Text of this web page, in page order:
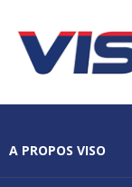
A PROPOS VISO